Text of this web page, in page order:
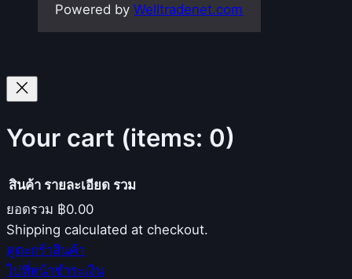
Powered byWelltradenet.com
Your cart (items: 0)
Products
in
สินค้า รายละเอียด รวม
ยอดรวม ฿0.00
Shipping calculated at checkout.
ดูตะกร้าสินค้า
ไปที่หน้าชำระเงิน